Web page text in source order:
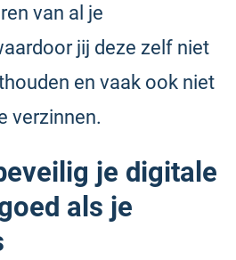
van al je
jij deze zelf niet
en vaak ook niet
verzinnen.
je digitale
als je